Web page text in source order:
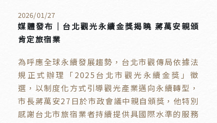
2026/01 /27
媒體發布｜台北觀光永續金獎揭曉 蔣萬安親頒
肯定旅宿業
為呼應全球永續發展趨勢，台北市觀傳局依據法
規正式辦理「2025台北市觀光永續金獎」徵
選，以制度化方式引導觀光產業邁向永續轉型，
市長蔣萬安27日於市政會議中親自頒獎，他特別
感謝台北市旅宿業者持續提供具國際水準的服務